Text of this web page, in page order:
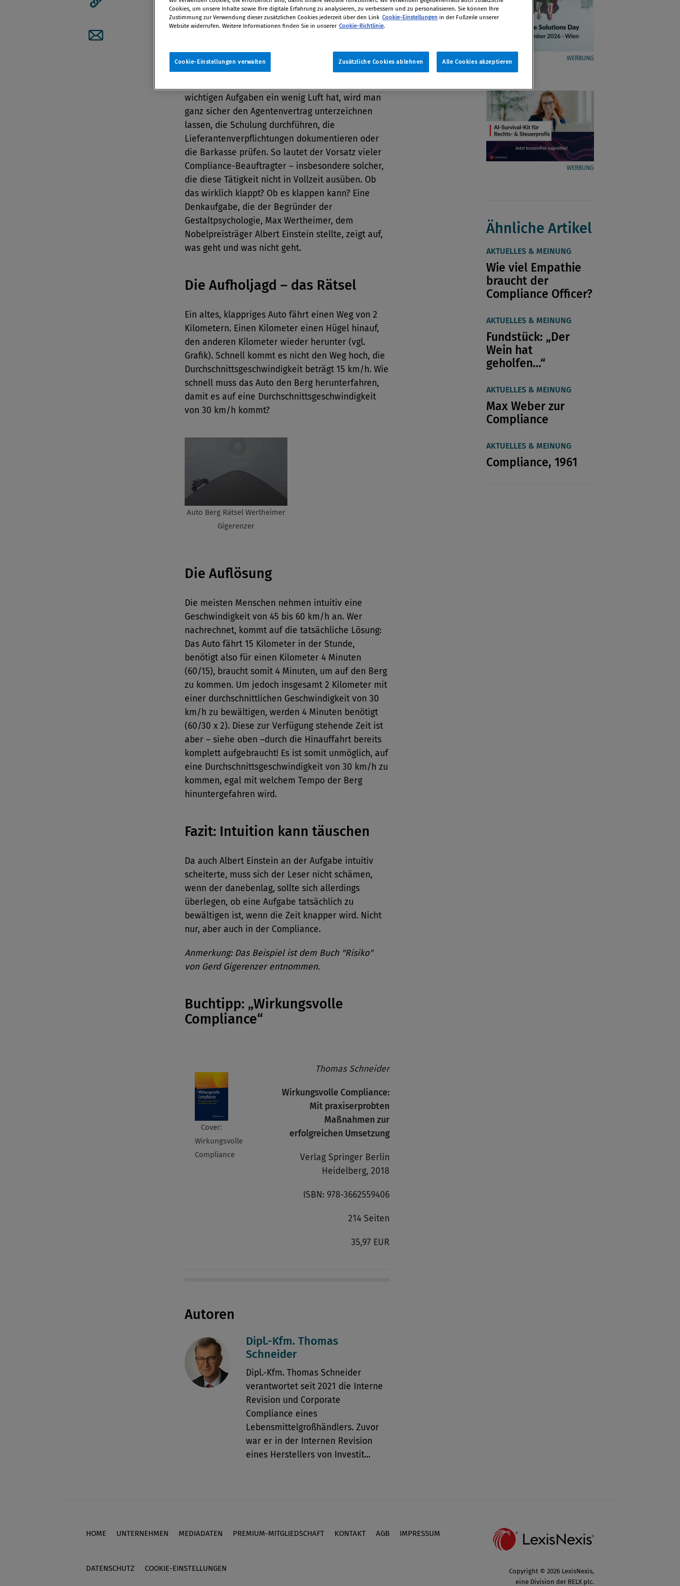
Artikellink kopieren
Artikel per Mail teilen
VonDipl.-Kfm. Thomas Schneider
wichtigen Aufgaben ein wenig Luft hat, wird man
ganz sicher den Agentenvertrag unterzeichnen
lassen, die Schulung durchführen, die
Lieferantenverpflichtungen dokumentieren oder
die Barkasse prüfen. So lautet der Vorsatz vieler
Compliance-Beauftragter – insbesondere solcher,
die diese Tätigkeit nicht in Vollzeit ausüben. Ob
das wirklich klappt? Ob es klappen kann? Eine
Denkaufgabe, die der Begründer der
Gestaltpsychologie, Max Wertheimer, dem
Nobelpreisträger Albert Einstein stellte, zeigt auf,
was geht und was nicht geht.
Die Aufholjagd – das Rätsel
Ein altes, klappriges Auto fährt einen Weg von 2
Kilometern. Einen Kilometer einen Hügel hinauf,
den anderen Kilometer wieder herunter (vgl.
Grafik). Schnell kommt es nicht den Weg hoch, die
Durchschnittsgeschwindigkeit beträgt 15 km/h. Wie
schnell muss das Auto den Berg herunterfahren,
damit es auf eine Durchschnittsgeschwindigkeit
von 30 km/h kommt?
Auto Berg Rätsel Wertheimer
Gigerenzer
Die Auflösung
Die meisten Menschen nehmen intuitiv eine
Geschwindigkeit von 45 bis 60 km/h an. Wer
nachrechnet, kommt auf die tatsächliche Lösung:
Das Auto fährt 15 Kilometer in der Stunde,
benötigt also für einen Kilometer 4 Minuten
(60/15), braucht somit 4 Minuten, um auf den Berg
zu kommen. Um jedoch insgesamt 2 Kilometer mit
einer durchschnittlichen Geschwindigkeit von 30
km/h zu bewältigen, werden 4 Minuten benötigt
(60/30 x 2). Diese zur Verfügung stehende Zeit ist
aber – siehe oben –durch die Hinauffahrt bereits
komplett aufgebraucht! Es ist somit unmöglich, auf
eine Durchschnittsgeschwindigkeit von 30 km/h zu
kommen, egal mit welchem Tempo der Berg
hinuntergefahren wird.
Fazit: Intuition kann täuschen
Da auch Albert Einstein an der Aufgabe intuitiv
scheiterte, muss sich der Leser nicht schämen,
wenn der danebenlag, sollte sich allerdings
überlegen, ob eine Aufgabe tatsächlich zu
bewältigen ist, wenn die Zeit knapper wird. Nicht
nur, aber auch in der Compliance.
Anmerkung: Das Beispiel ist dem Buch "Risiko"
von Gerd Gigerenzer entnommen.
Buchtipp: „Wirkungsvolle
Compliance“
Cover:
Wirkungsvolle
Compliance
Thomas Schneider
Wirkungsvolle Compliance:
Mit praxiserprobten
Maßnahmen zur
erfolgreichen Umsetzung
Verlag Springer Berlin
Heidelberg, 2018
ISBN: 978-3662559406
214 Seiten
35,97 EUR
Autoren
Dipl.-Kfm. Thomas
Schneider
Dipl.-Kfm. Thomas Schneider
verantwortet seit 2021 die Interne
Revision und Corporate
Compliance eines
Lebensmittelgroßhändlers. Zuvor
war er in der Internen Revision
eines Herstellers von Investit...
WERBUNG
WERBUNG
Ähnliche Artikel
AKTUELLES & MEINUNG
Wie viel Empathie
braucht der
Compliance Officer?
AKTUELLES & MEINUNG
Fundstück: „Der
Wein hat
geholfen…“
AKTUELLES & MEINUNG
Max Weber zur
Compliance
AKTUELLES & MEINUNG
Compliance, 1961
Footer
HOME UNTERNEHMEN MEDIADATEN PREMIUM-MITGLIEDSCHAFT KONTAKT AGB IMPRESSUM
DATENSCHUTZ COOKIE-EINSTELLUNGEN
Copyright © 2026 LexisNexis,
eine Division der RELX plc.
Cookies, um unsere Inhalte sowie Ihre digitale Erfahrung zu analysieren, zu verbessern und zu personalisieren. Sie können Ihre
Zustimmung zur Verwendung dieser zusätzlichen Cookies jederzeit über den Link Cookie-Einstellungen in der Fußzeile unserer
Website widerrufen. Weitere Informationen finden Sie in unserer Cookie-Richtlinie.
Zusätzliche Cookies ablehnen Alle Cookies akzeptieren
Cookie-Einstellungen verwalten